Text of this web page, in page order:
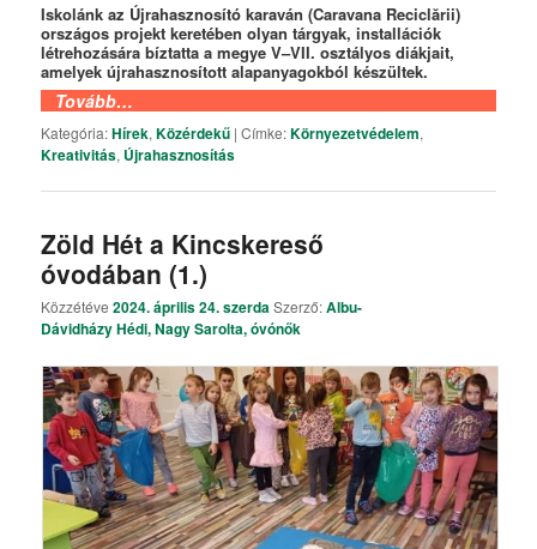
Iskolánk az Újrahasznosító karaván (Caravana Reciclării)
országos projekt keretében olyan tárgyak, installációk
létrehozására bíztatta a megye V–VII. osztályos diákjait,
amelyek újrahasznosított alapanyagokból készültek.
Tovább…
Kategória:Hírek,Közérdekű |Címke:Környezetvédelem,
Kreativitás, Újrahasznosítás
Zöld Hét a Kincskereső
óvodában (1.)
Közzétéve2024. április 24. szerdaSzerző:Albu-
Dávidházy Hédi, Nagy Sarolta, óvónők